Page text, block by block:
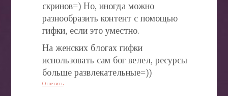
скринов=) Но, иногда можно
разнообразить контент с помощью
гифки, если это уместно.
На женских блогах гифки
использовать сам бог велел, ресурсы
больше развлекательные=))
Ответить